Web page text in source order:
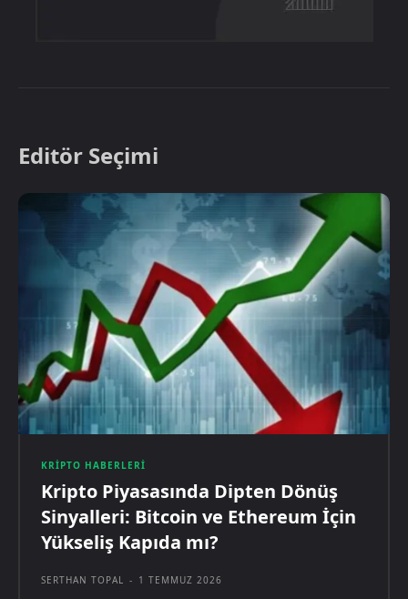
Editör Seçimi
KRIPTO HABERLERI
Kripto Piyasasında Dipten Dönüş
Sinyalleri: Bitcoin ve Ethereum İçin
Yükseliş Kapıda mı?
SERTHAN TOPAL - 1 TEMMUZ 2026